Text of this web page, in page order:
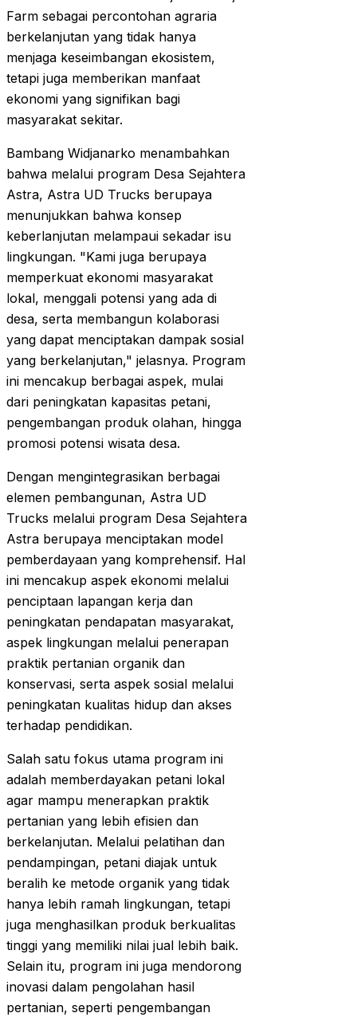
Farm sebagai percontohan agraria
berkelanjutan yang tidak hanya
menjaga keseimbangan ekosistem,
tetapi juga memberikan manfaat
ekonomi yang signifikan bagi
masyarakat sekitar.
Bambang Widjanarko menambahkan
bahwa melalui program Desa Sejahtera
Astra, Astra UD Trucks berupaya
menunjukkan bahwa konsep
keberlanjutan melampaui sekadar isu
lingkungan. "Kami juga berupaya
memperkuat ekonomi masyarakat
lokal, menggali potensi yang ada di
desa, serta membangun kolaborasi
yang dapat menciptakan dampak sosial
yang berkelanjutan," jelasnya. Program
ini mencakup berbagai aspek, mulai
dari peningkatan kapasitas petani,
pengembangan produk olahan, hingga
promosi potensi wisata desa.
Dengan mengintegrasikan berbagai
elemen pembangunan, Astra UD
Trucks melalui program Desa Sejahtera
Astra berupaya menciptakan model
pemberdayaan yang komprehensif. Hal
ini mencakup aspek ekonomi melalui
penciptaan lapangan kerja dan
peningkatan pendapatan masyarakat,
aspek lingkungan melalui penerapan
praktik pertanian organik dan
konservasi, serta aspek sosial melalui
peningkatan kualitas hidup dan akses
terhadap pendidikan.
Salah satu fokus utama program ini
adalah memberdayakan petani lokal
agar mampu menerapkan praktik
pertanian yang lebih efisien dan
berkelanjutan. Melalui pelatihan dan
pendampingan, petani diajak untuk
beralih ke metode organik yang tidak
hanya lebih ramah lingkungan, tetapi
juga menghasilkan produk berkualitas
tinggi yang memiliki nilai jual lebih baik.
Selain itu, program ini juga mendorong
inovasi dalam pengolahan hasil
pertanian, seperti pengembangan